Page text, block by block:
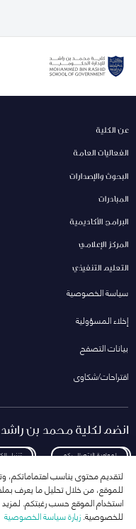
عن الكلية
الفعاليات العامة
البحوث والإصدارات
المبادرات
البرامج الأكاديمية
المركز الإعلامي
التعليم التنفيذي
سياسة الخصوصية
إخلاء المسؤولية
بيانات التصفح
اقتراحات/شكاوى
انضم لكلية محمد بن راشد
لمعاودة الاتصال بكم تنزيل
انضم إلى قائمة مراسلاتنا
لتقديم محتوى يناسب اهتماماتكم،
للموقع، من خلال تحليل ما يعرف
استخدام الموقع حسب رغبتكم. لمزيد
للخصوصية.زيارة سياسة الخصوصية